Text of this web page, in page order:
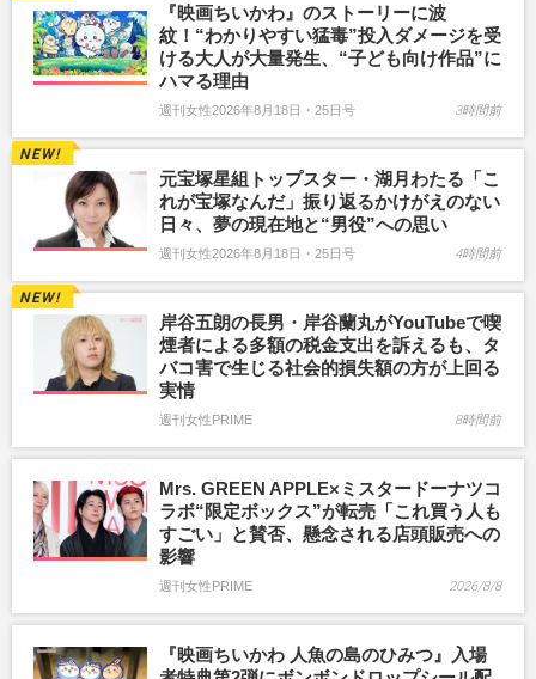
『映画ちいかわ』のストーリーに波
紋！“わかりやすい猛毒”投入ダメージを受
ける大人が大量発生、“子ども向け作品”に
ハマる理由
週刊女性2026年8月18日・25日号 3時間前
元宝塚星組トップスター・湖月わたる「こ
れが宝塚なんだ」振り返るかけがえのない
日々、夢の現在地と“男役”への思い
週刊女性2026年8月18日・25日号 4時間前
岸谷五朗の長男・岸谷蘭丸がYouTubeで喫
煙者による多額の税金支出を訴えるも、タ
バコ害で生じる社会的損失額の方が上回る
実情
週刊女性PRIME 8時間前
Mrs. GREEN APPLE×ミスタードーナツコ
ラボ“限定ボックス”が転売「これ買う人も
すごい」と賛否、懸念される店頭販売への
影響
週刊女性PRIME 2026/8/8
『映画ちいかわ 人魚の島のひみつ』入場